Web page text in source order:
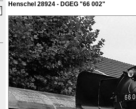
Henschel 28924 - DGEG "66 002"